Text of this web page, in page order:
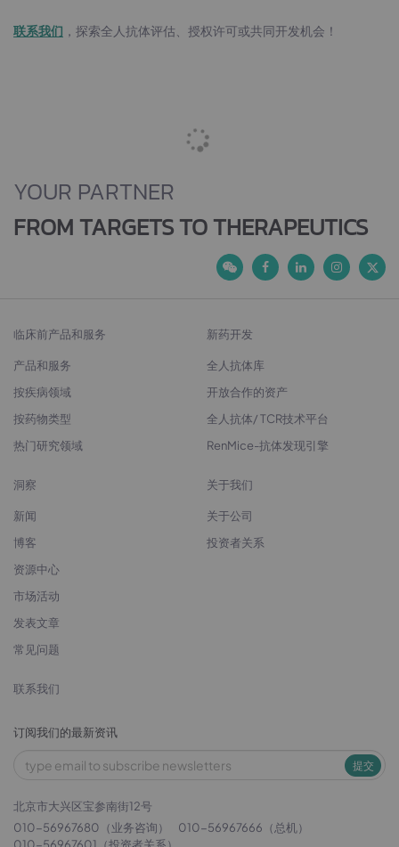
联系我们 ，探索全人抗体评估、授权许可或共同开发机会！
YOUR PARTNER
FROM TARGETS TO THERAPEUTICS
临床前产品和服务
产品和服务
按疾病领域
按药物类型
热门研究领域
新药开发
全人抗体库
开放合作的资产
全人抗体/ TCR技术平台
RenMice-抗体发现引擎
洞察
新闻
博客
资源中心
市场活动
发表文章
常见问题
关于我们
关于公司
投资者关系
联系我们
订阅我们的最新资讯
提交
北京市大兴区宝参南街12号
010-56967680（业务咨询）
010-56967666（总机）